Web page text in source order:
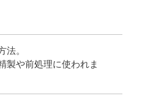
法。
製や前処理に使われま